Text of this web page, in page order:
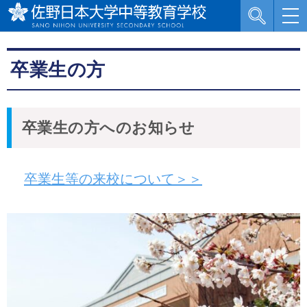
卒業生の方
卒業生の方へのお知らせ
卒業生等の来校について＞＞